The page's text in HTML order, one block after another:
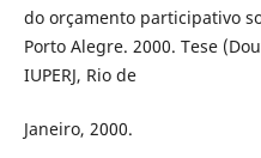
do orçamento participativo
Porto Alegre. 2000. Tese
IUPERJ, Rio de
Janeiro, 2000.